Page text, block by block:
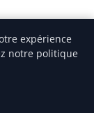
directement
expérience
notre politique